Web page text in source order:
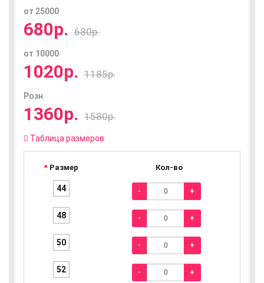
от 25000
680р. 680р.
от 10000
1020р. 1185р.
Розн
1360р. 1580р.
Таблица размеров
Размер Кол-во
44 - +
48 - +
50 - +
52 - +